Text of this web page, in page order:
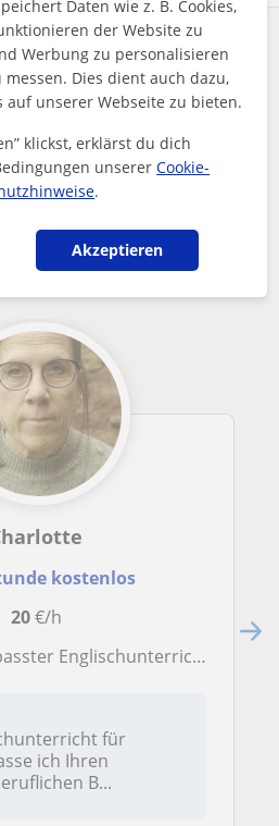
einen Fehler?Melden
Certificate in English (CAE) C1
Language Teacher is waiti...
in English
Frankfurt am Main die
könnten
kostenlos
20€/h
für Erwachsene
für
ich Ihren
B...
Daten wie z. B. Cookies,
der Website zu
Werbung zu personalisieren
Dies dient auch dazu,
auf unserer Webseite zu bieten.
klickst, erklärst du dich
unsererCookie-
.
Akzeptieren